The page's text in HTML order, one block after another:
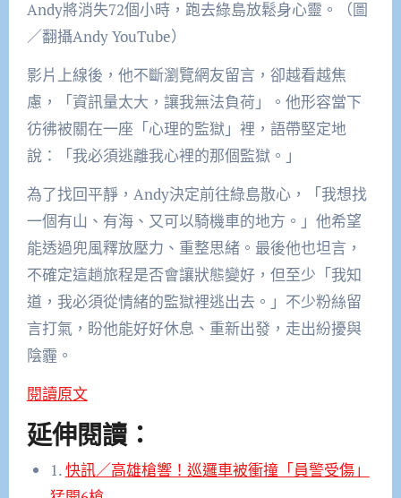
Andy將消失72個小時，跑去綠島放鬆身心靈。（圖
／翻攝Andy YouTube）
影片上線後，他不斷瀏覽網友留言，卻越看越焦
慮，「資訊量太大，讓我無法負荷」。他形容當下
彷彿被關在一座「心理的監獄」裡，語帶堅定地
說：「我必須逃離我心裡的那個監獄。」
為了找回平靜，Andy決定前往綠島散心，「我想找
一個有山、有海、又可以騎機車的地方。」他希望
能透過兜風釋放壓力、重整思緒。最後他也坦言，
不確定這趟旅程是否會讓狀態變好，但至少「我知
道，我必須從情緒的監獄裡逃出去。」不少粉絲留
言打氣，盼他能好好休息、重新出發，走出紛擾與
陰霾。
閱讀原文
延伸閱讀：
1.快訊／高雄槍響！巡邏車被衝撞「員警受傷」